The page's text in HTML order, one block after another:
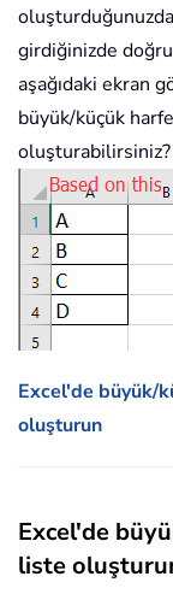
girdiğinizde
aşağıdaki ekran
büyük/küçük
oluşturabilirsiniz?
Excel'de büyük/
oluşturun
Excel'de
liste